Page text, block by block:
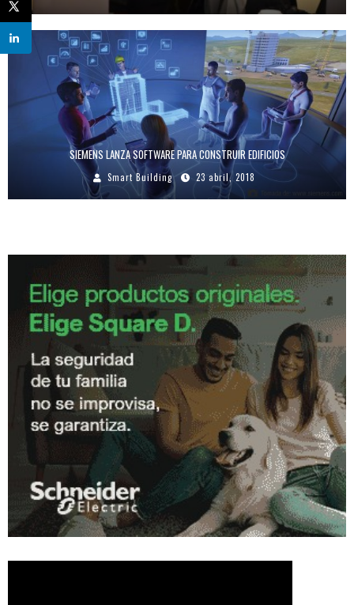
SIEMENS LANZA SOFTWARE PARA CONSTRUIR EDIFICIOS
Smart Building 23 abril, 2018